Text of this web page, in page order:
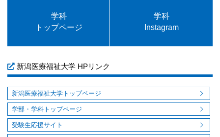
学科
トップページ
学科
Instagram
新潟医療福祉大学 HPリンク
新潟医療福祉大学トップページ
学部・学科トップページ
受験生応援サイト